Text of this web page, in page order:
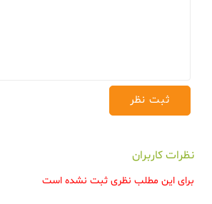
نظرات کاربران
برای این مطلب نظری ثبت نشده است